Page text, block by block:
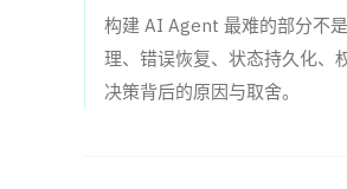
构建 AI Agent 最难的部分不
理、错误恢复、状态持久化、
决策背后的原因与取舍。